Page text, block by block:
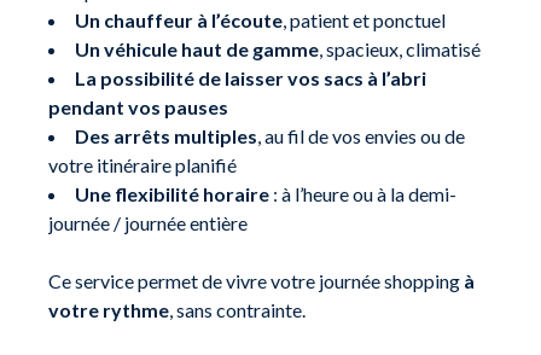
Un chauffeur à l’écoute, patient et ponctuel
Un véhicule haut de gamme, spacieux, climatisé
La possibilité de laisser vos sacs à l’abri
pendant vos pauses
Des arrêts multiples, au fil de vos envies ou de
votre itinéraire planifié
Une flexibilité horaire : à l’heure ou à la demi-
journée / journée entière
Ce service permet de vivre votre journée shopping à
votre rythme, sans contrainte.